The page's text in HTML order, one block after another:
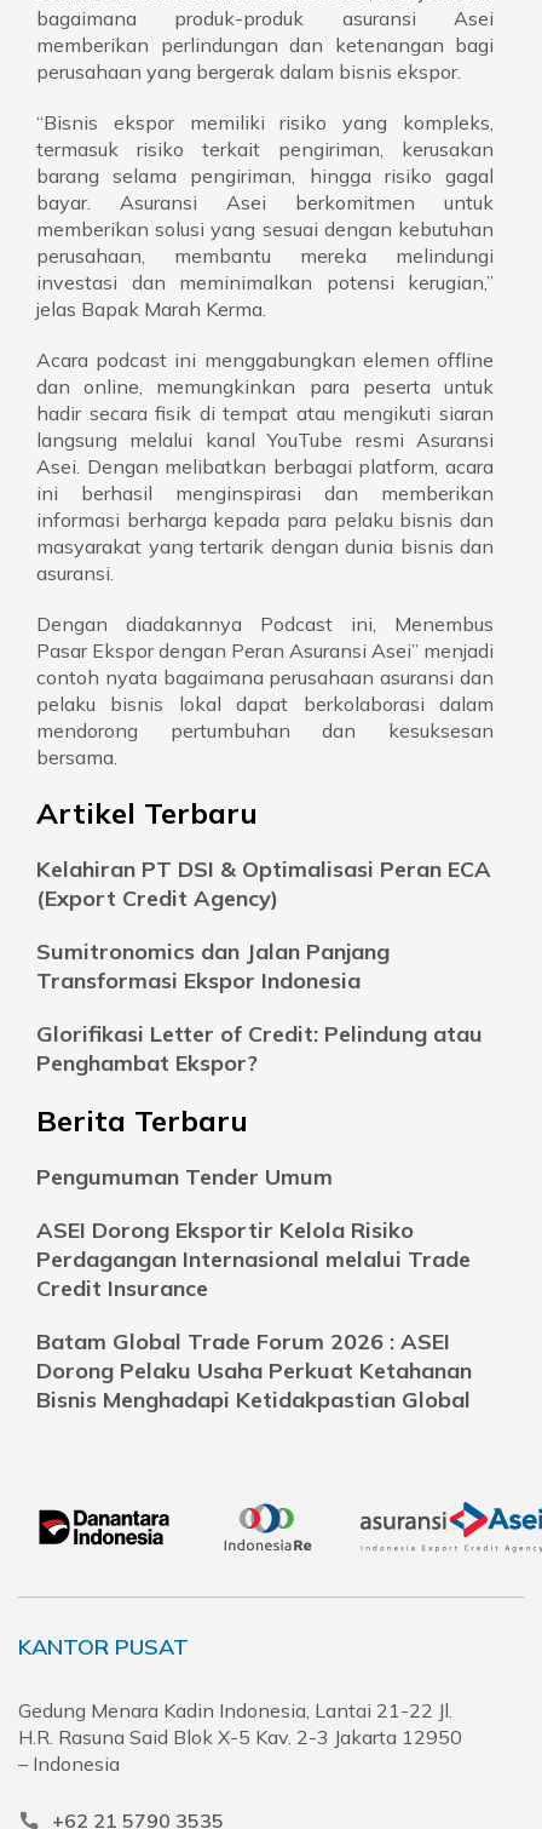
bagaimana produk-produk asuransi Asei
memberikan perlindungan dan ketenangan bagi
perusahaan yang bergerak dalam bisnis ekspor.
“Bisnis ekspor memiliki risiko yang kompleks,
termasuk risiko terkait pengiriman, kerusakan
barang selama pengiriman, hingga risiko gagal
bayar. Asuransi Asei berkomitmen untuk
memberikan solusi yang sesuai dengan kebutuhan
perusahaan, membantu mereka melindungi
investasi dan meminimalkan potensi kerugian,”
jelas Bapak Marah Kerma.
Acara podcast ini menggabungkan elemen offline
dan online, memungkinkan para peserta untuk
hadir secara fisik di tempat atau mengikuti siaran
langsung melalui kanal YouTube resmi Asuransi
Asei. Dengan melibatkan berbagai platform, acara
ini berhasil menginspirasi dan memberikan
informasi berharga kepada para pelaku bisnis dan
masyarakat yang tertarik dengan dunia bisnis dan
asuransi.
Dengan diadakannya Podcast ini, Menembus
Pasar Ekspor dengan Peran Asuransi Asei” menjadi
contoh nyata bagaimana perusahaan asuransi dan
pelaku bisnis lokal dapat berkolaborasi dalam
mendorong pertumbuhan dan kesuksesan
bersama.
Artikel Terbaru
Kelahiran PT DSI & Optimalisasi Peran ECA
(Export Credit Agency)
Sumitronomics dan Jalan Panjang
Transformasi Ekspor Indonesia
Glorifikasi Letter of Credit: Pelindung atau
Penghambat Ekspor?
Berita Terbaru
Pengumuman Tender Umum
ASEI Dorong Eksportir Kelola Risiko
Perdagangan Internasional melalui Trade
Credit Insurance
Batam Global Trade Forum 2026 : ASEI
Dorong Pelaku Usaha Perkuat Ketahanan
Bisnis Menghadapi Ketidakpastian Global
KANTOR PUSAT
Gedung Menara Kadin Indonesia, Lantai 21-22 Jl.
H.R. Rasuna Said Blok X-5 Kav. 2-3 Jakarta 12950
– Indonesia
+62 21 5790 3535